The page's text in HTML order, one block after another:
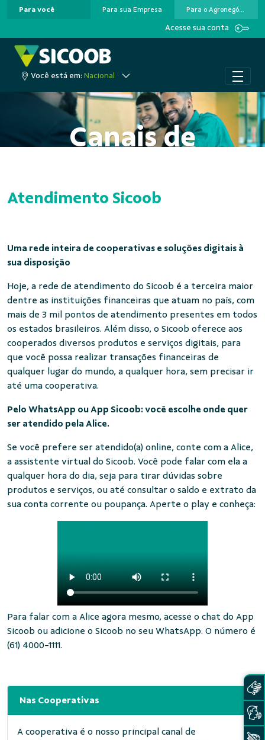
Pular para o Conteúdo principal
Para você Para sua Empresa Para o Agronegócio
Acesse sua conta
Você está em: Nacional
Canais de
Atendimento Sicoob
Uma rede inteira de cooperativas e soluções digitais à
sua disposição
Hoje, a rede de atendimento do Sicoob é a terceira maior
dentre as instituições financeiras que atuam no país, com
mais de 3 mil pontos de atendimento presentes em todos
os estados brasileiros. Além disso, o Sicoob oferece aos
cooperados diversos produtos e serviços digitais, para
que você possa realizar transações financeiras de
qualquer lugar do mundo, a qualquer hora, sem precisar ir
até uma cooperativa.
Pelo WhatsApp ou App Sicoob: você escolhe onde quer
ser atendido pela Alice.
Se você prefere ser atendido(a) online, conte com a Alice,
a assistente virtual do Sicoob. Você pode falar com ela a
qualquer hora do dia, seja para tirar dúvidas sobre
produtos e serviços, ou até consultar o saldo e extrato da
sua conta corrente ou poupança. Aperte o play e conheça:
Para falar com a Alice agora mesmo, acesse o chat do App
Sicoob ou adicione o Sicoob no seu WhatsApp. O número é
(61) 4000-1111.
Nas Cooperativas
A cooperativa é o nosso principal canal de